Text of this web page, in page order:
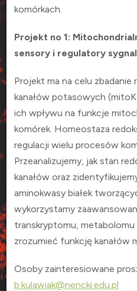
komórkach.
Projekt no 1:
sensory i regulatory
Projekt ma na celu
kanałów potasowych
ich wpływu na funkcje
komórek. Homeostaza
regulacji wielu procesów
Przeanalizujemy, jak stan
kanałów oraz
aminokwasy białek
wykorzystamy
transkryptomu, metabolomu
zrozumieć funkcję kanałów
Osoby zainteresiowane
b.kulawiak@nencki.edu.pl